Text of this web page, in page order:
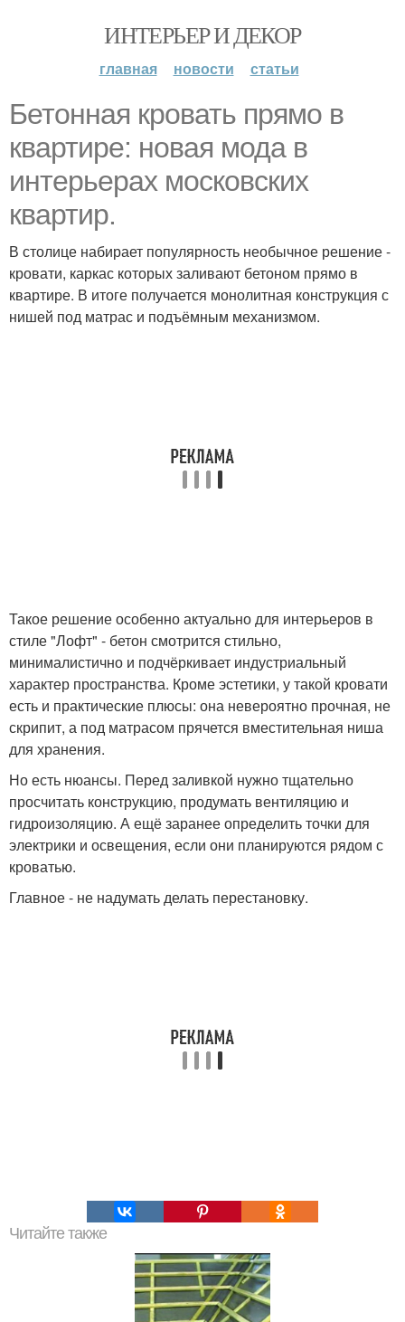
ИНТЕРЬЕР И ДЕКОР
главная новости статьи
Бетонная кровать прямо в
квартире: новая мода в
интерьерах московских
квартир.
В столице набирает популярность необычное решение -
кровати, каркас которых заливают бетоном прямо в
квартире. В итоге получается монолитная конструкция с
нишей под матрас и подъёмным механизмом.
Такое решение особенно актуально для интерьеров в
стиле "Лофт" - бетон смотрится стильно,
минималистично и подчёркивает индустриальный
характер пространства. Кроме эстетики, у такой кровати
есть и практические плюсы: она невероятно прочная, не
скрипит, а под матрасом прячется вместительная ниша
для хранения.
Но есть нюансы. Перед заливкой нужно тщательно
просчитать конструкцию, продумать вентиляцию и
гидроизоляцию. А ещё заранее определить точки для
электрики и освещения, если они планируются рядом с
кроватью.
Главное - не надумать делать перестановку.
Читайте также